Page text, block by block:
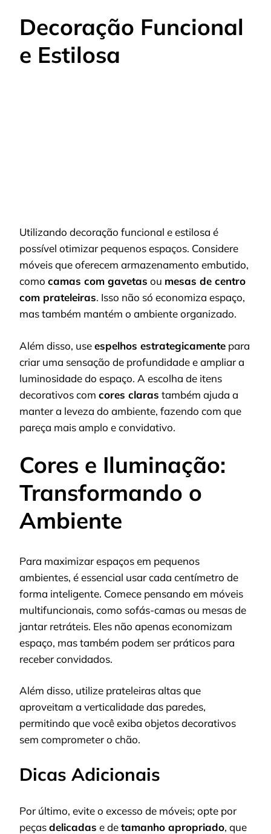
Decoração Funcional
e Estilosa
Utilizando decoração funcional e estilosa é
possível otimizar pequenos espaços. Considere
móveis que oferecem armazenamento embutido,
como camas com gavetas ou mesas de centro
com prateleiras. Isso não só economiza espaço,
mas também mantém o ambiente organizado.
Além disso, useespelhos estrategicamente para
criar uma sensação de profundidade e ampliar a
luminosidade do espaço. A escolha de itens
decorativos com cores claras também ajuda a
manter a leveza do ambiente, fazendo com que
pareça mais amplo e convidativo.
Cores e Iluminação:
Transformando o
Ambiente
Para maximizar espaços em pequenos
ambientes, é essencial usar cada centímetro de
forma inteligente. Comece pensando em móveis
multifuncionais, como sofás-camas ou mesas de
jantar retráteis. Eles não apenas economizam
espaço, mas também podem ser práticos para
receber convidados.
Além disso, utilize prateleiras altas que
aproveitam a verticalidade das paredes,
permitindo que você exiba objetos decorativos
sem comprometer o chão.
Dicas Adicionais
Por último, evite o excesso de móveis; opte por
peçasdelicadas e detamanho apropriado, que